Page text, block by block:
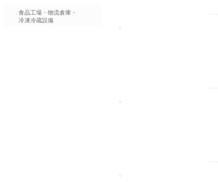
食品工場・物流倉庫・
冷凍冷蔵設備